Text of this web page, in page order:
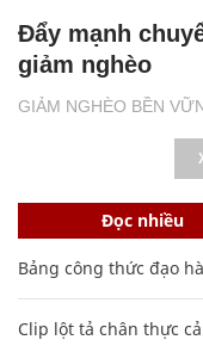
GIẢM NGHÈO BỀN
Đẩy mạnh
giảm nghèo
Đọc nhiều
Bảng công thức đạo
Clip lột tả chân thực